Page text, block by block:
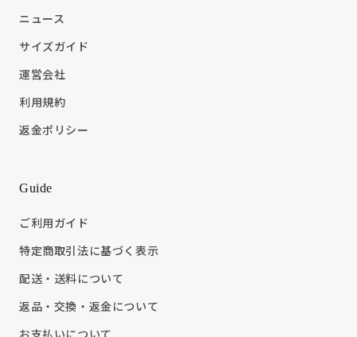
ニュース
サイズガイド
運営会社
利用規約
返金ポリシー
Guide
ご利用ガイド
特定商取引法に基づく表示
配送・送料について
返品・交換・返金について